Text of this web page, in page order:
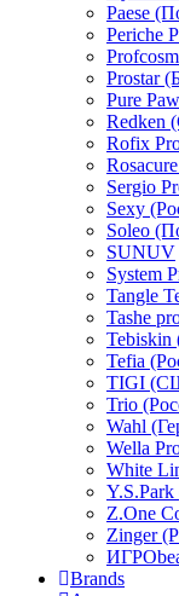
Paese
Periche
Prostar
Pure
Rofix
Sergio
Sexy
Soleo
SUNUV
System
Tangle
Tashe
Tebiskin
Tefia
TIGI
Trio
Wahl
Wella
White
Z.One
Zinger
Brands